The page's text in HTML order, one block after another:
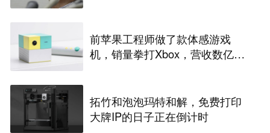
前苹果工程师做了款体感游戏
机，销量拳打Xbox，营收数亿美
拓竹和泡泡玛特和解，免费打印
大牌IP的日子正在倒计时